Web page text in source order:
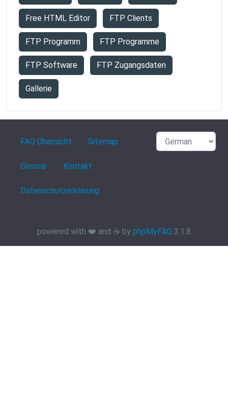
Free HTML Editor FTP Clients
FTP Programm FTP Programme
FTP Software FTP Zugangsdaten
Gallerie
FAQ Übersicht Sitemap
Glossar Kontakt
Datenschutzerklärung
powered with ❤️ and ☕️ by phpMyFAQ 3.1.8